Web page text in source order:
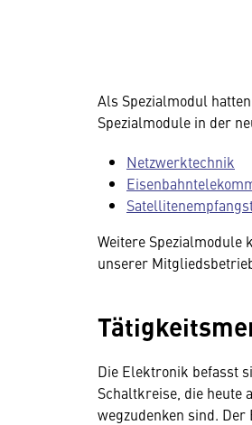
Als Spezialmodul
Spezialmodule in der
Netzwerktechnik
Weitere Spezialmodule
unserer
Die Elektronik befasst
Schaltkreise, die heute
wegzudenken sind.